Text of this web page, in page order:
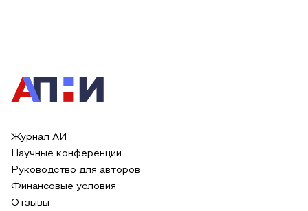
Журнал АИ
Научные конференции
Руководство для авторов
Финансовые условия
Отзывы